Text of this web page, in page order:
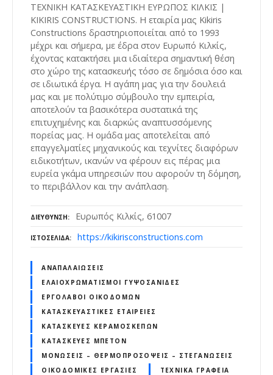
ΤΕΧΝΙΚΗ ΚΑΤΑΣΚΕΥΑΣΤΙΚΗ ΕΥΡΩΠΟΣ ΚΙΛΚΙΣ |
KIKIRIS CONSTRUCTIONS. Η εταιρία μας Kikiris
Constructions δραστηριοποιείται από το 1993
μέχρι και σήμερα, με έδρα στον Ευρωπό Κιλκίς,
έχοντας κατακτήσει μια ιδιαίτερα σημαντική θέση
στο χώρο της κατασκευής τόσο σε δημόσια όσο και
σε ιδιωτικά έργα. Η αγάπη μας για την δουλειά
μας και με πολύτιμο σύμβουλο την εμπειρία,
αποτελούν τα βασικότερα συστατικά της
επιτυχημένης και διαρκώς αναπτυσσόμενης
πορείας μας. Η ομάδα μας αποτελείται από
επαγγελματίες μηχανικούς και τεχνίτες διαφόρων
ειδικοτήτων, ικανών να φέρουν εις πέρας μια
ευρεία γκάμα υπηρεσιών που αφορούν τη δόμηση,
το περιβάλλον και την ανάπλαση.
ΔΙΕΎΘΥΝΣΗ Ευρωπός Κιλκίς, 61007
ΙΣΤΟΣΕΛΊΔΑ https://kikirisconstructions.com
ΑΝΑΠΑΛΑΙΏΣΕΙΣ
ΕΛΑΙΟΧΡΩΜΑΤΙΣΜΟΊ ΓΥΨΟΣΑΝΊΔΕΣ
ΕΡΓΟΛΆΒΟΙ ΟΙΚΟΔΟΜΏΝ
ΚΑΤΑΣΚΕΥΑΣΤΙΚΈΣ ΕΤΑΙΡΕΊΕΣ
ΚΑΤΑΣΚΕΥΈΣ ΚΕΡΑΜΟΣΚΕΠΏΝ
ΚΑΤΑΣΚΕΥΈΣ ΜΠΕΤΌΝ
ΜΟΝΏΣΕΙΣ – ΘΕΡΜΟΠΡΟΣΌΨΕΙΣ – ΣΤΕΓΑΝΏΣΕΙΣ
ΟΙΚΟΔΟΜΙΚΈΣ ΕΡΓΑΣΊΕΣ
ΤΕΧΝΙΚΆ ΓΡΑΦΕΊΑ